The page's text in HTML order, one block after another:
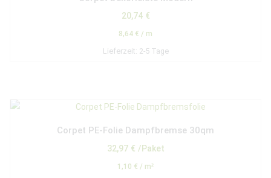
20,74 €
8,64 € / m
Lieferzeit: 2-5 Tage
Corpet PE-Folie Dampfbremse 30qm
32,97 € /Paket
1,10 € / m²